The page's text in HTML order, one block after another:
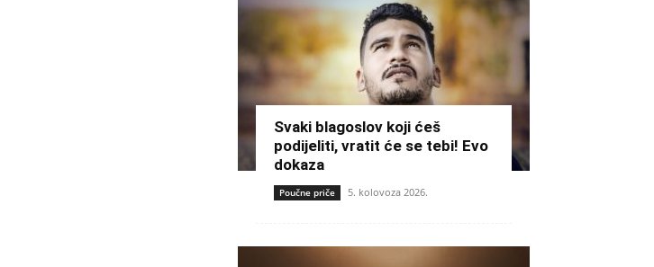
Svaki blagoslov koji ćeš
podijeliti, vratit će se tebi! Evo
dokaza
Poučne priče 5. kolovoza 2026.